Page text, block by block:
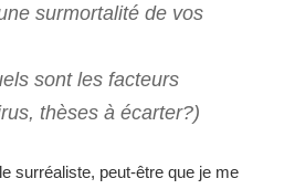
surmortalité de vos
sont les facteurs
thèses à écarter?)
surréaliste, peut-être que je me